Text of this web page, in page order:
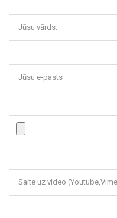
Jūsu vārds:
Jūsu e-pasts
Saite uz video